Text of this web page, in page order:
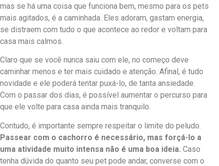
mas se há uma coisa que funciona bem, mesmo para os pets
mais agitados, é a caminhada. Eles adoram, gastam energia,
se distraem com tudo o que acontece ao redor e voltam para
casa mais calmos.
Claro que se você nunca saiu com ele, no começo deve
caminhar menos e ter mais cuidado e atenção. Afinal, é tudo
novidade e ele poderá tentar puxá-lo, de tanta ansiedade.
Com o passar dos dias, é possível aumentar o percurso para
que ele volte para casa ainda mais tranquilo.
Contudo, é importante sempre respeitar o limite do peludo.
Passear com o cachorro é necessário, mas forçá-lo a
uma atividade muito intensa não é uma boa ideia. Caso
tenha dúvida do quanto seu pet pode andar, converse com o